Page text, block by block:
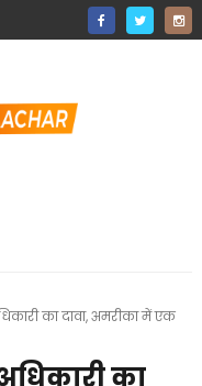
का दावा, अमरीका में एक
का